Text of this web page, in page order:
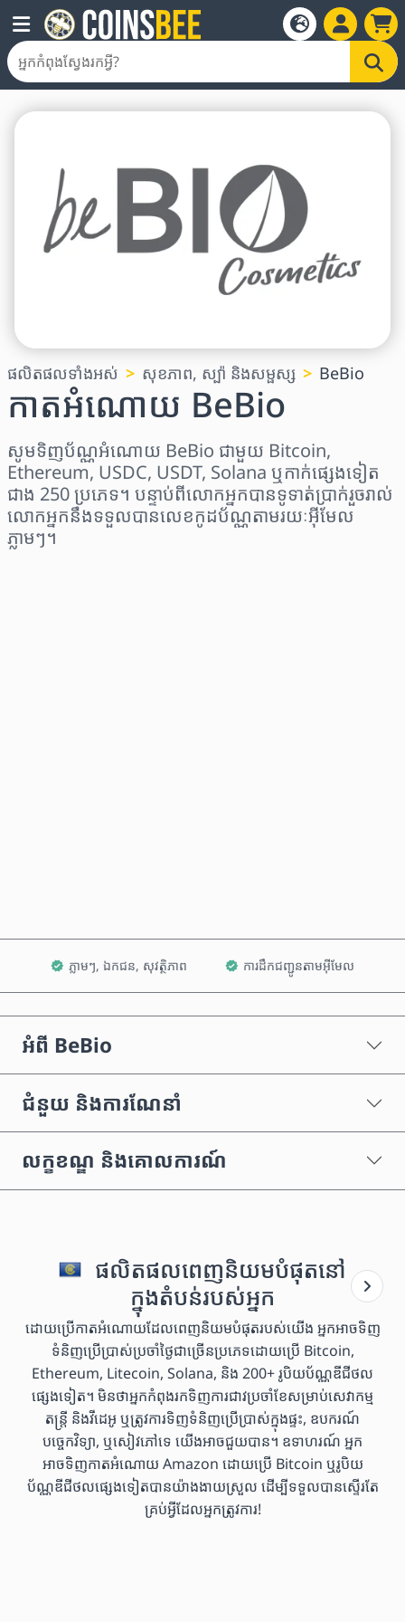
ផលិតផលទាំងអស់ សុខភាព, ស្ប៉ា និងសម្ផស្ស BeBio
កាតអំណោយ BeBio
សូមទិញប័ណ្ណអំណោយ BeBio ជាមួយ Bitcoin,
Ethereum, USDC, USDT, Solana ឬកាក់ផ្សេងទៀត
ជាង 250 ប្រភេទ។ បន្ទាប់ពីលោកអ្នកបានទូទាត់ប្រាក់រួចរាល់
លោកអ្នកនឹងទទួលបានលេខកូដប័ណ្ណតាមរយៈអ៊ីមែល
ភ្លាមៗ។
ភ្លាមៗ, ឯកជន, សុវត្ថិភាព ការដឹកជញ្ជូនតាមអ៊ីមែល
អំពី BeBio
ជំនួយ និងការណែនាំ
លក្ខខណ្ឌ និងគោលការណ៍
ផលិតផលពេញនិយមបំផុតនៅ
ក្នុងតំបន់របស់អ្នក
ដោយប្រើកាតអំណោយដែលពេញនិយមបំផុតរបស់យើង អ្នកអាចទិញ
ទំនិញប្រើប្រាស់ប្រចាំថ្ងៃជាច្រើនប្រភេទដោយប្រើ Bitcoin,
Ethereum, Litecoin, Solana, និង 200+ រូបិយប័ណ្ណឌីជីថល
ផ្សេងទៀត។ មិនថាអ្នកកំពុងរកទិញការជាវប្រចាំខែសម្រាប់សេវាកម្ម
តន្ត្រី និងវីដេអូ ឬត្រូវការទិញទំនិញប្រើប្រាស់ក្នុងផ្ទះ, ឧបករណ៍
បច្ចេកវិទ្យា, ឬសៀវភៅទេ យើងអាចជួយបាន។ ឧទាហរណ៍ អ្នក
អាចទិញកាតអំណោយ Amazon ដោយប្រើ Bitcoin ឬរូបិយ
ប័ណ្ណឌីជីថលផ្សេងទៀតបានយ៉ាងងាយស្រួល ដើម្បីទទួលបានស្ទើរតែ
គ្រប់អ្វីដែលអ្នកត្រូវការ!